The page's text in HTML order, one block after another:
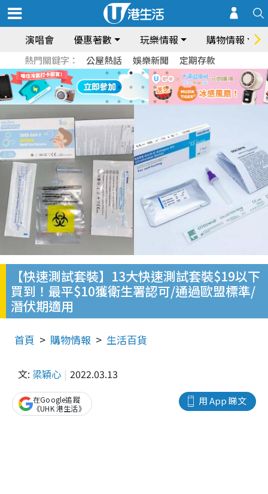
演唱會 優惠著數 玩樂情報 購物情報
熱門關鍵字： 公屋熱話 娛樂新聞 定期存款
【快速測試套裝】13大快速測試套裝$19以下
買到！最平$10獲衛生署認可/通過歐盟標準/
潛伏期適用
首頁 購物情報 生活百貨
文: 梁穎心 2022.03.13
用 App 睇文
在Google追蹤
《UHK 港生活》